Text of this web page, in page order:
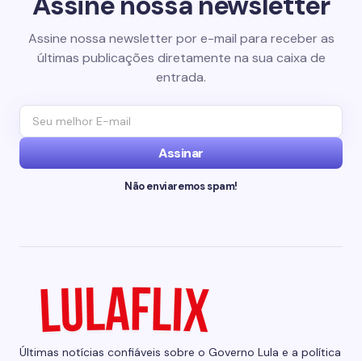
Assine nossa newsletter por e-mail para receber as
últimas publicações diretamente na sua caixa de
entrada.
Assinar
Não enviaremos spam!
Últimas notícias confiáveis sobre o Governo Lula e a política